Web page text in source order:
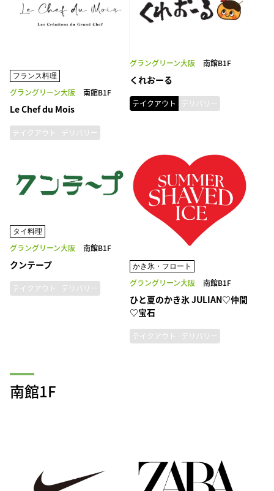
フランス料理
グラングリーン大阪 南館B1F
Le Chef du Mois
テイクアウト デリバリー
グラングリーン大阪 南館B1F
くれおーる
テイクアウト デリバリー
タイ料理
グラングリーン大阪 南館B1F
クンテープ
テイクアウト デリバリー
かき氷・フロート
グラングリーン大阪 南館B1F
ひと夏のかき氷 JULIAN♡仲間
♡宝石
テイクアウト デリバリー
南館1F